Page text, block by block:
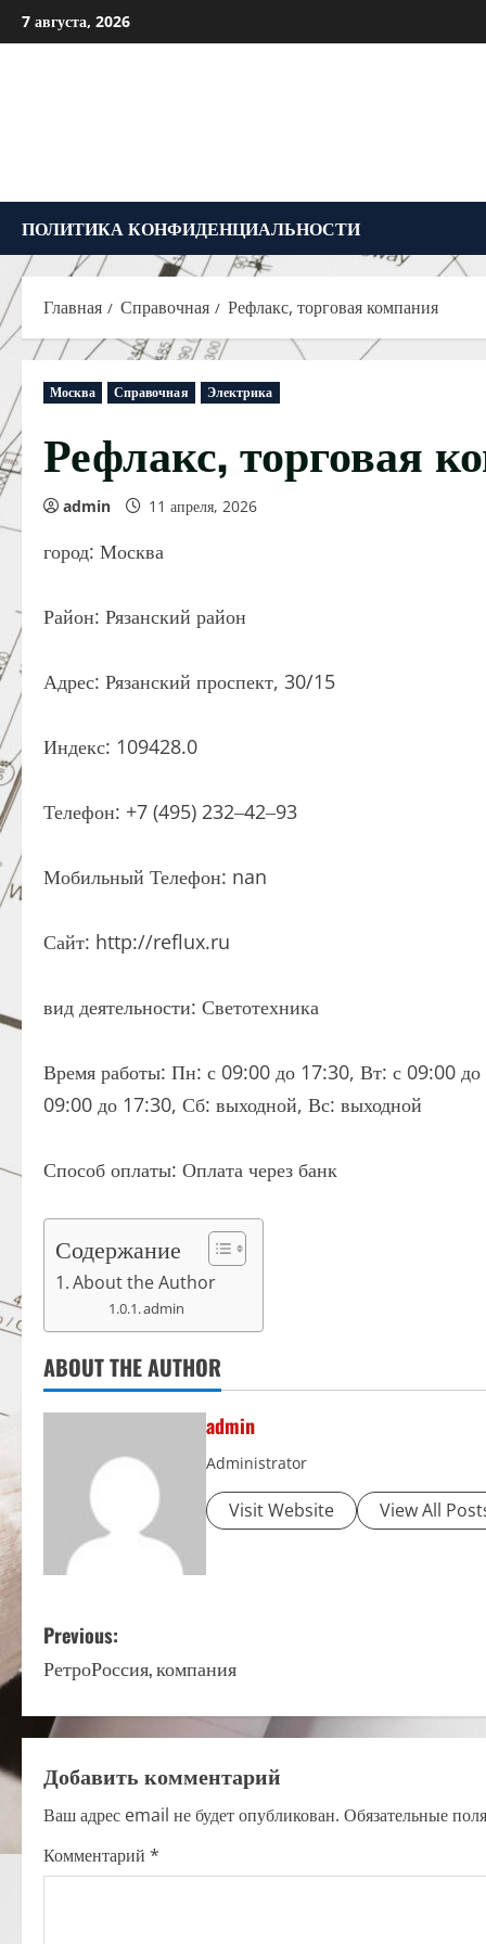
Перейти
к
7 августа, 2026
ПОЛИТИКА КОНФИДЕНЦИАЛЬНОСТИ
Главная Справочная Рефлакс, торговая компания
Москва Справочная Электрика
Рефлакс, торговая
admin 11 апреля, 2026
город: Москва
Район: Рязанский район
Адрес: Рязанский проспект, 30/15
Индекс: 109428.0
Телефон: +7 (495) 232‒42‒93
Мобильный Телефон: nan
Сайт: http://reflux.ru
вид деятельности: Светотехника
Время работы: Пн: с 09:00 до 17:30, Вт: с 09:00
09:00 до 17:30, Сб: выходной, Вс: выходной
Способ оплаты: Оплата через банк
Содержание
About the Author
admin
ABOUT THE AUTHOR
admin
Administrator
Visit Website View All
P
o
s
t
n
a
Previous:
РетроРоссия, компания
Добавить комментарий
Ваш адрес email не будет опубликован. Обязательные
Комментарий *